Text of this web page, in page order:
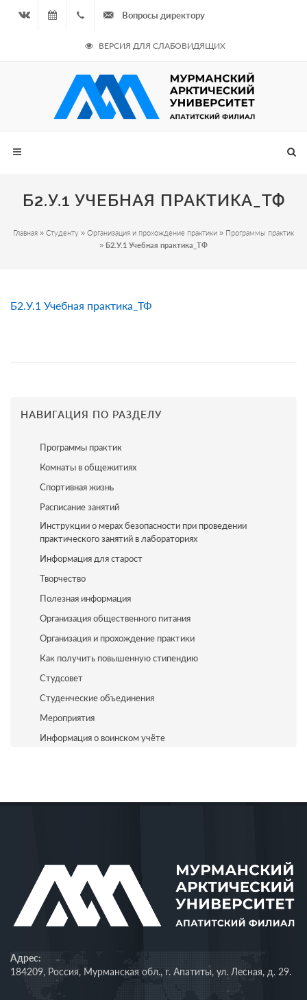
08.08.2026
- Чётная
неделя
964
687
Вопросы директору
ВЕРСИЯ ДЛЯ СЛАБОВИДЯЩИХ
Б2.У.1 УЧЕБНАЯ ПРАКТИКА_ТФ
Главная » Студенту » Организация и прохождение практики » Программы практик
» Б2.У.1 Учебная практика_ТФ
Б2.У.1 Учебная практика_ТФ
НАВИГАЦИЯ ПО РАЗДЕЛУ
Программы практик
Комнаты в общежитиях
Спортивная жизнь
Расписание занятий
Инструкции о мерах безопасности при проведении
практического занятий в лабораториях
Информация для старост
Творчество
Полезная информация
Организация общественного питания
Организация и прохождение практики
Как получить повышенную стипендию
Студсовет
Студенческие объединения
Мероприятия
Информация о воинском учёте
Адрес:
184209, Россия, Мурманская обл., г. Апатиты, ул. Лесная, д. 29.